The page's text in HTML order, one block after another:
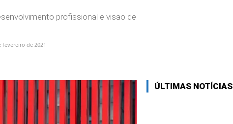
profissional e visão de
fevereiro de 2021
ÚLTIMAS NOTÍCIAS